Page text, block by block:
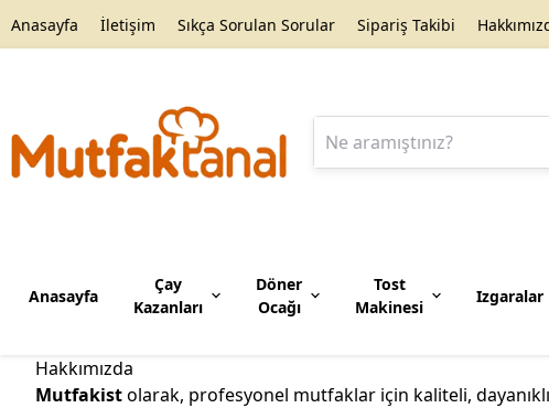
Anasayfa İletişim Sıkça Sorulan Sorular Sipariş Takibi
Anasayfa
Çay
Kazanları
Döner
Ocağı
Tost
Makinesi
Izgaralar
Narenciye Sıkacağı Sosislik
Hakkımızda
Mutfakistolarak, profesyonel mutfaklar için kaliteli,